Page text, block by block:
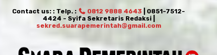
Contact us: : Telp. : 0812 9888 4643 | 0851-7512-
4424 - Syifa Sekretaris Redaksi |
sekred.suarapemerintah@gmail.com